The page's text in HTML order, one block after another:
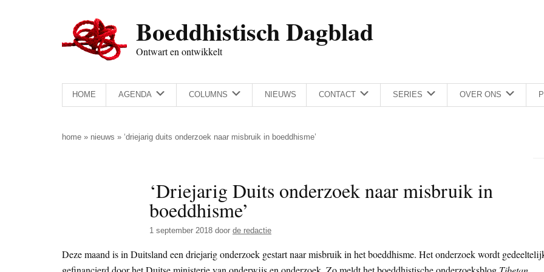
Boeddhistisch Dagblad
Ontwart en ontwikkelt
HOME AGENDA COLUMNS NIEUWS CONTACT SERIES OVER ONS
home » nieuws » ‘driejarig duits onderzoek naar misbruik in boeddhisme’
‘Driejarig Duits onderzoek naar misbruik in
boeddhisme’
1 september 2018 door de redactie
Deze maand is in Duitsland een driejarig onderzoek gestart naar misbruik in het boeddhisme. Het onderzoek wordt